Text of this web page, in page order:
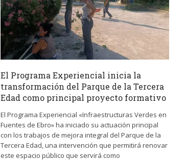
El Programa Experiencial inicia la
transformación del Parque de la Tercera
Edad como principal proyecto formativo
El Programa Experiencial «Infraestructuras Verdes en
Fuentes de Ebro» ha iniciado su actuación principal
con los trabajos de mejora integral del Parque de la
Tercera Edad, una intervención que permitirá renovar
este espacio público que servirá como